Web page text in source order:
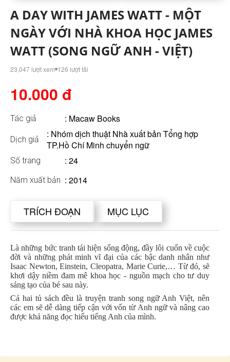
A DAY WITH JAMES WATT - MỘT
NGÀY VỚI NHÀ KHOA HỌC JAMES
WATT (SONG NGỮ ANH - VIỆT)
23,047 lượt xem 126 lượt tải
10.000 đ
Tác giả : Macaw Books
Dịch giả
: Nhóm dịch thuật Nhà xuất bản Tổng hợp
TP.Hồ Chí Minh chuyển ngữ
Số trang : 24
Năm xuất bản : 2014
TRÍCH ĐOẠN MỤC LỤC
Là những bức tranh tái hiện sống động, đầy lôi cuốn về cuộc
đời và những phát minh vĩ đại của các bậc danh nhân như
Isaac Newton, Einstein, Cleopatra, Marie Curie,… Từ đó, sẽ
khơi dậy niềm đam mê khoa học - nguồn mạch cho tư duy
sáng tạo của bé sau này.
Cả hai tủ sách đều là truyện tranh song ngữ Anh Việt, nên
các em sẽ dễ dàng tiếp cận với vốn từ Anh ngữ và nâng cao
được khả năng đọc hiểu tiếng Anh của mình.